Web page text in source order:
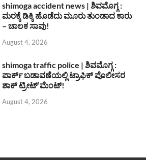
shimoga accident news | ಶಿವಮೊಗ್ಗ :
ಮರಕ್ಕೆ ಡಿಕ್ಕಿ ಹೊಡೆದು ಮೂರು ತುಂಡಾದ ಕಾರು
– ಚಾಲಕ ಸಾವು!
August 4, 2026
shimoga traffic police | ಶಿವಮೊಗ್ಗ :
ಪಾರ್ಕ್ ಬಡಾವಣೆಯಲ್ಲಿ ಟ್ರಾಫಿಕ್ ಪೊಲೀಸರ
ಶಾಕ್ ಟ್ರೀಟ್’ಮೆಂಟ್!
August 4, 2026